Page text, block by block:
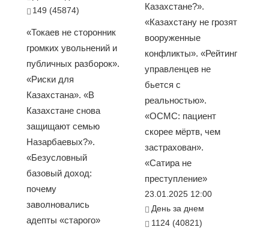
149 (45874)
«Токаев не сторонник
громких увольнений и
публичных разборок».
«Риски для
Казахстана». «В
Казахстане снова
защищают семью
Назарбаевых?».
«Безусловный
базовый доход:
почему
заволновались
адепты «старого»
Казахстане?».
«Казахстану не грозят
вооруженные
конфликты». «Рейтинг
управленцев не
бьется с
реальностью».
«ОСМС: пациент
скорее мёртв, чем
застрахован».
«Сатира не
преступление»
23.01.2025 12:00
День за днем
1124 (40821)